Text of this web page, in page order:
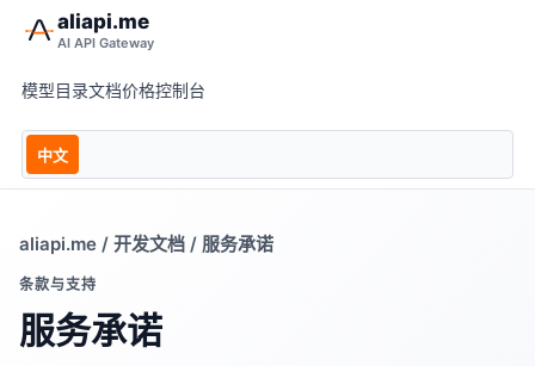
aliapi.me
AI API Gateway
模型目录文档价格控制台
中文
aliapi.me / 开发文档 / 服务承诺
条款与支持
服务承诺